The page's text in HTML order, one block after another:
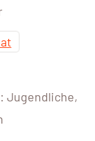
Jugendliche,